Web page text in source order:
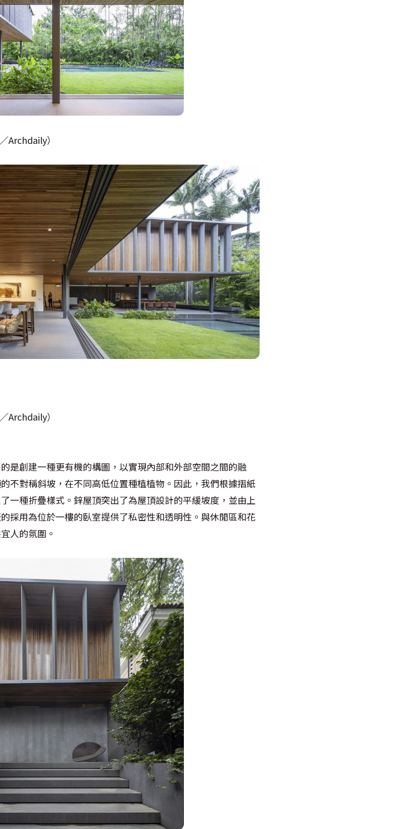
Archdaily）
Archdaily）
是創建一種更有機的構圖，以實現內部和外部空間之間的融
不對稱斜坡，在不同高低位置種植植物。因此，我們根據摺紙
一種折疊樣式。鋅屋頂突出了為屋頂設計的平緩坡度，並由上
採用為位於一樓的臥室提供了私密性和透明性。與休閒區和花
人的氛圍。